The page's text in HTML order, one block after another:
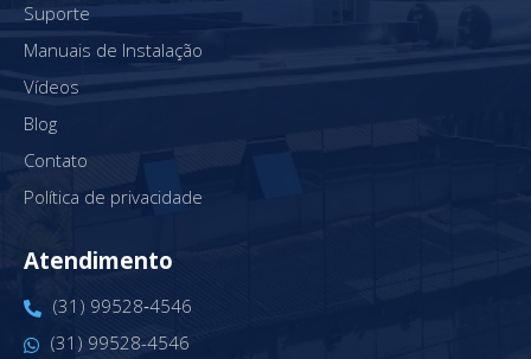
Suporte
Manuais de Instalação
Vídeos
Blog
Contato
Política de privacidade
Atendimento
(31) 99528‑4546‬
(31) 99528-4546